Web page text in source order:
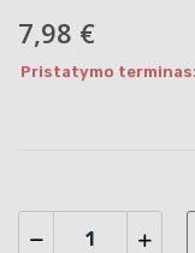
7,98 €
Pristatymo